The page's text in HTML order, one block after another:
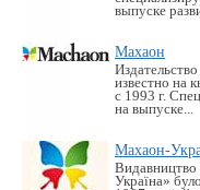
выпуске
Махаон
известно на
с 1993 г.
на выпуске...
Махаон-
Україна»